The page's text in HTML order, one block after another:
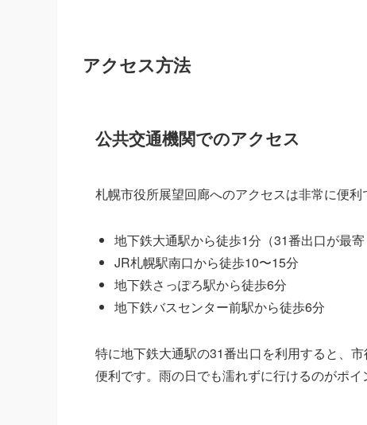
アクセス方法
公共交通機関でのアクセス
札幌市役所展望回廊へのアクセスは非常に便利
地下鉄大通駅から徒歩1分（31番出口が最寄
JR札幌駅南口から徒歩10〜15分
地下鉄さっぽろ駅から徒歩6分
地下鉄バスセンター前駅から徒歩6分
特に地下鉄大通駅の31番出口を利用すると、
便利です。雨の日でも濡れずに行けるのがポイ